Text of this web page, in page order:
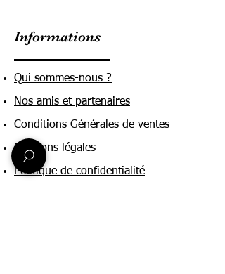
Informations
Qui sommes-nous ?
Nos amis et partenaires
Conditions Générales de ventes
Mentions légales
Politique de confidentialité